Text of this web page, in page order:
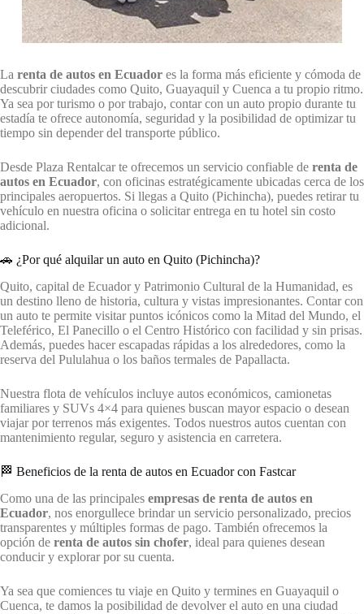
La renta de autos en Ecuador es la forma más eficiente y cómoda de
descubrir ciudades como Quito, Guayaquil y Cuenca a tu propio ritmo.
Ya sea por turismo o por trabajo, contar con un auto propio durante tu
estadía te ofrece autonomía, seguridad y la posibilidad de optimizar tu
tiempo sin depender del transporte público.
Desde Plaza Rentalcar te ofrecemos un servicio confiable de renta de
autos en Ecuador, con oficinas estratégicamente ubicadas cerca de los
principales aeropuertos. Si llegas a Quito (Pichincha), puedes retirar tu
vehículo en nuestra oficina o solicitar entrega en tu hotel sin costo
adicional.
🚗 ¿Por qué alquilar un auto en Quito (Pichincha)?
Quito, capital de Ecuador y Patrimonio Cultural de la Humanidad, es
un destino lleno de historia, cultura y vistas impresionantes. Contar con
un auto te permite visitar puntos icónicos como la Mitad del Mundo, el
Teleférico, El Panecillo o el Centro Histórico con facilidad y sin prisas.
Además, puedes hacer escapadas rápidas a los alrededores, como la
reserva del Pululahua o los baños termales de Papallacta.
Nuestra flota de vehículos incluye autos económicos, camionetas
familiares y SUVs 4×4 para quienes buscan mayor espacio o desean
viajar por terrenos más exigentes. Todos nuestros autos cuentan con
mantenimiento regular, seguro y asistencia en carretera.
🏁 Beneficios de la renta de autos en Ecuador con Fastcar
Como una de las principales empresas de renta de autos en
Ecuador, nos enorgullece brindar un servicio personalizado, precios
transparentes y múltiples formas de pago. También ofrecemos la
opción de renta de autos sin chofer, ideal para quienes desean
conducir y explorar por su cuenta.
Ya sea que comiences tu viaje en Quito y termines en Guayaquil o
Cuenca, te damos la posibilidad de devolver el auto en una ciudad